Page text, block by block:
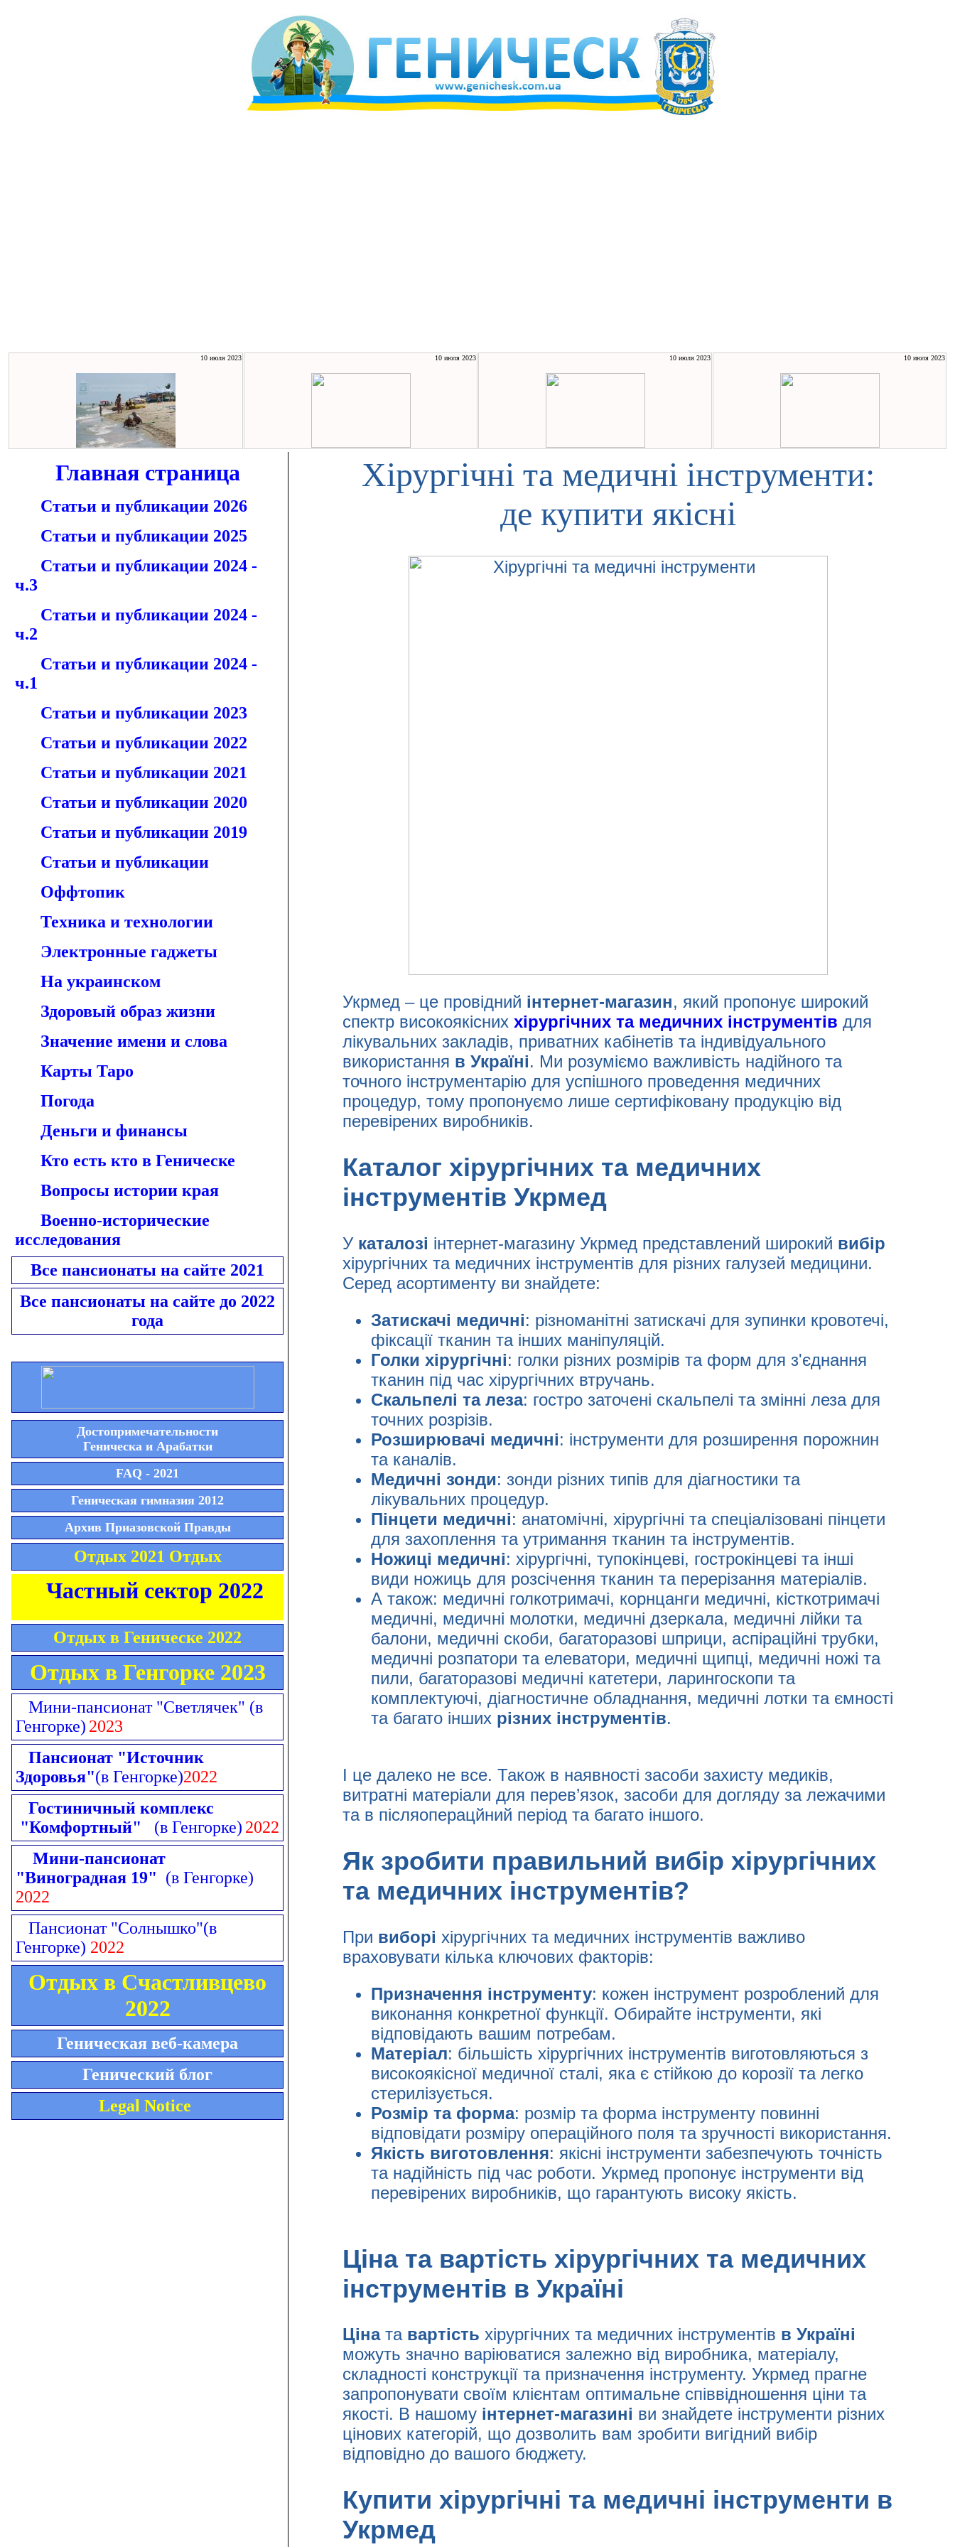
10 июля 2023 10 июля 2023 10 июля 2023 10 июля 2023
Главная страница
Статьи и публикации 2026
Статьи и публикации 2025
Статьи и публикации 2024 -
ч.3
Статьи и публикации 2024 -
ч.2
Статьи и публикации 2024 -
ч.1
Статьи и публикации 2023
Статьи и публикации 2022
Статьи и публикации 2021
Статьи и публикации 2020
Статьи и публикации 2019
Статьи и публикации
Оффтопик
Техника и технологии
Электронные гаджеты
На украинском
Здоровый образ жизни
Значение имени и слова
Карты Таро
Погода
Деньги и финансы
Кто есть кто в Геническе
Вопросы истории края
Военно-исторические
исследования
Все пансионаты на сайте 2021
Все пансионаты на сайте до 2022
года
Достопримечательности
Геническа и Арабатки
FAQ - 2021
Геническая гимназия 2012
Архив Приазовской Правды
Отдых 2021 Отдых
Частный сектор 2022
Отдых в Геническе 2022
Отдых в Генгорке 2023
Мини-пансионат "Светлячек" (в
Генгорке) 2023
Пансионат "Источник
Здоровья"(в Генгорке)2022
Гостиничный комплекс
"Комфортный" (в Генгорке) 2022
Мини-пансионат
"Виноградная 19" (в Генгорке)
2022
Пансионат "Солнышко"(в
Генгорке) 2022
Отдых в Счастливцево
2022
Геническая веб-камера
Генический блог
Legal Notice
Хірургічні та медичні інструменти:
де купити якісні
Укрмед – це провідний інтернет-магазин, який пропонує широкий
спектр високоякісних хірургічних та медичних інструментів для
лікувальних закладів, приватних кабінетів та індивідуального
використання в Україні. Ми розуміємо важливість надійного та
точного інструментарію для успішного проведення медичних
процедур, тому пропонуємо лише сертифіковану продукцію від
перевірених виробників.
Каталог хірургічних та медичних
інструментів Укрмед
У каталозі інтернет-магазину Укрмед представлений широкий вибір
хірургічних та медичних інструментів для різних галузей медицини.
Серед асортименту ви знайдете:
Затискачі медичні: різноманітні затискачі для зупинки кровотечі,
фіксації тканин та інших маніпуляцій.
Голки хірургічні: голки різних розмірів та форм для з'єднання
тканин під час хірургічних втручань.
Скальпелі та леза: гостро заточені скальпелі та змінні леза для
точних розрізів.
Розширювачі медичні: інструменти для розширення порожнин
та каналів.
Медичні зонди: зонди різних типів для діагностики та
лікувальних процедур.
Пінцети медичні: анатомічні, хірургічні та спеціалізовані пінцети
для захоплення та утримання тканин та інструментів.
Ножиці медичні: хірургічні, тупокінцеві, гострокінцеві та інші
види ножиць для розсічення тканин та перерізання матеріалів.
А також: медичні голкотримачі, корнцанги медичні, кісткотримачі
медичні, медичні молотки, медичні дзеркала, медичні лійки та
балони, медичні скоби, багаторазові шприци, аспіраційні трубки,
медичні розпатори та елеватори, медичні щипці, медичні ножі та
пили, багаторазові медичні катетери, ларингоскопи та
комплектуючі, діагностичне обладнання, медичні лотки та ємності
та багато інших різних інструментів.
І це далеко не все. Також в наявності засоби захисту медиків,
витратні матеріали для перев’язок, засоби для догляду за лежачими
та в післяоперацйний період та багато іншого.
Як зробити правильний вибір хірургічних
та медичних інструментів?
При виборі хірургічних та медичних інструментів важливо
враховувати кілька ключових факторів:
Призначення інструменту: кожен інструмент розроблений для
виконання конкретної функції. Обирайте інструменти, які
відповідають вашим потребам.
Матеріал: більшість хірургічних інструментів виготовляються з
високоякісної медичної сталі, яка є стійкою до корозії та легко
стерилізується.
Розмір та форма: розмір та форма інструменту повинні
відповідати розміру операційного поля та зручності використання.
Якість виготовлення: якісні інструменти забезпечують точність
та надійність під час роботи. Укрмед пропонує інструменти від
перевірених виробників, що гарантують високу якість.
Ціна та вартість хірургічних та медичних
інструментів в Україні
Ціната вартість хірургічних та медичних інструментів в Україні
можуть значно варіюватися залежно від виробника, матеріалу,
складності конструкції та призначення інструменту. Укрмед прагне
запропонувати своїм клієнтам оптимальне співвідношення ціни та
якості. В нашому інтернет-магазині ви знайдете інструменти різних
цінових категорій, що дозволить вам зробити вигідний вибір
відповідно до вашого бюджету.
Купити хірургічні та медичні інструменти в
Укрмед